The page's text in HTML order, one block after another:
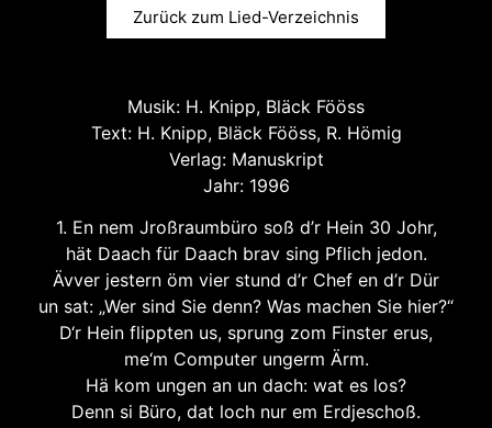
Zurück zum Lied-Verzeichnis
Musik: H. Knipp, Bläck Fööss
Text: H. Knipp, Bläck Fööss, R. Hömig
Verlag: Manuskript
Jahr: 1996
1. En nem Jroßraumbüro soß d’r Hein 30 Johr,
hät Daach für Daach brav sing Pflich jedon.
Ävver jestern öm vier stund d’r Chef en d’r Dür
un sat: „Wer sind Sie denn? Was machen Sie hier?“
D‘r Hein flippten us, sprung zom Finster erus,
me‘m Computer ungerm Ärm.
Hä kom ungen an un dach: wat es los?
Denn si Büro, dat loch nur em Erdjeschoß.